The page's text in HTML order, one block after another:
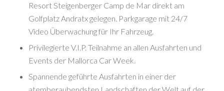
Resort Steigenberger Camp de Mar direkt am
Golfplatz Andratx gelegen. Parkgarage mit 24/7
Video Überwachung für Ihr Fahrzeug.
Privilegierte V.I.P. Teilnahme an allen Ausfahrten und
Events der Mallorca Car Week.
Spannende geführte Ausfahrten in einer der